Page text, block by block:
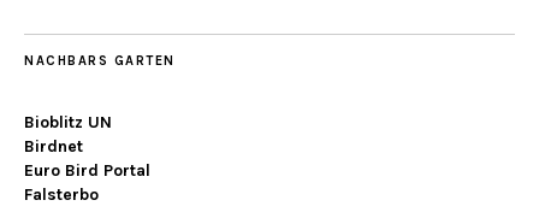
NACHBARS GARTEN
Bioblitz UN
Birdnet
Euro Bird Portal
Falsterbo